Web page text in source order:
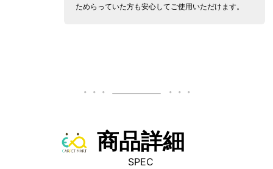
ためらっていた方も安心してご使用いただけます。
商品詳細
SPEC